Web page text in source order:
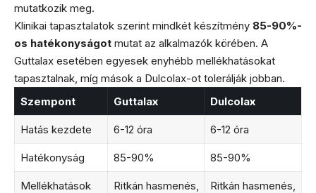
mutatkozik meg.
Klinikai tapasztalatok szerint mindkét készítmény 85-90%-
os hatékonyságot mutat az alkalmazók körében. A
Guttalax esetében egyesek enyhébb mellékhatásokat
tapasztalnak, míg mások a Dulcolax-ot tolerálják jobban.
Szempont
Guttalax Dulcolax
Hatás kezdete 6-12 óra 6-12 óra
Hatékonyság 85-90% 85-90%
Mellékhatások
Ritkán hasmenés,
Ritkán hasmenés,